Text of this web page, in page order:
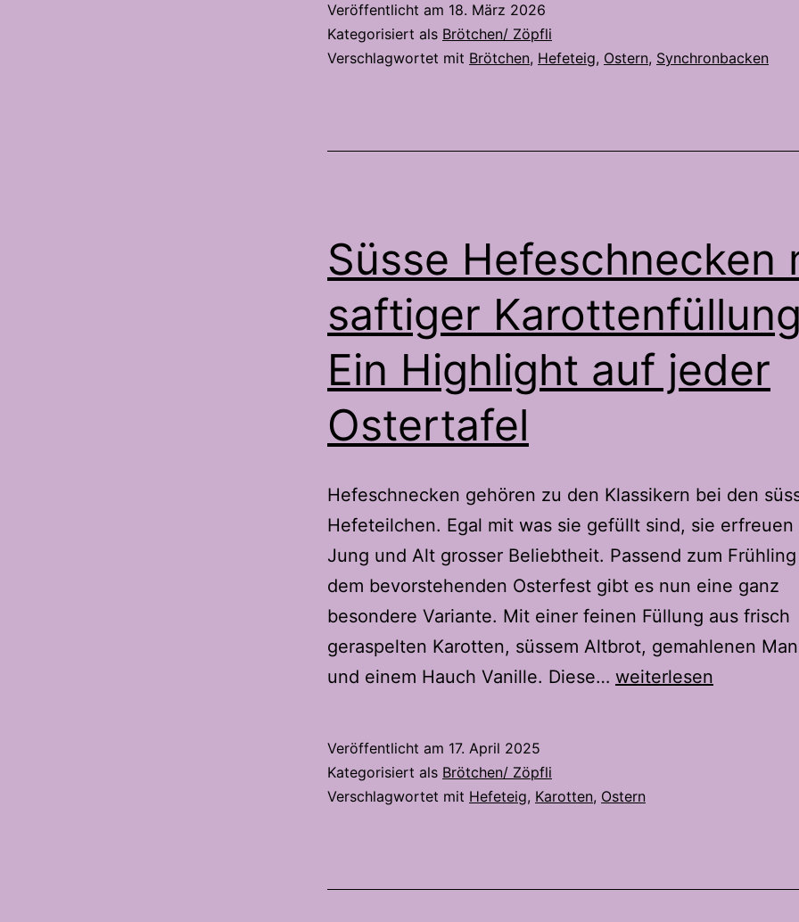
–
süsses
Ostern
Veröffentlicht am 18. März 2026
Kategorisiert als Brötchen/ Zöpfli
Verschlagwortet mit Brötchen, Hefeteig, Ostern, Synchronbacken
Süsse Hefeschnecken
saftiger
Ein Highlight auf jeder
Ostertafel
Hefeschnecken gehören zu den Klassikern bei den
Hefeteilchen. Egal mit was sie gefüllt sind, sie erfreuen
Jung und Alt grosser Beliebtheit. Passend zum
dem bevorstehenden Osterfest gibt es nun eine ganz
besondere Variante. Mit einer feinen Füllung aus frisch
geraspelten Karotten, süssem Altbrot, gemahlenen
und einem Hauch Vanille. Diese… Süsse
Karottenfüllung
Highlight
weiterlesen
Veröffentlicht am 17. April 2025
Kategorisiert als Brötchen/ Zöpfli
Verschlagwortet mit Hefeteig, Karotten, Ostern